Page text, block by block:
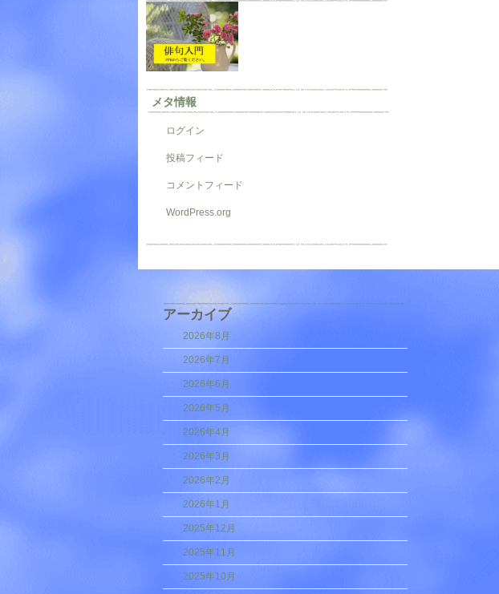
メタ情報
ログイン
投稿フィード
コメントフィード
WordPress.org
アーカイブ
2026年8月
2026年7月
2026年6月
2026年5月
2026年4月
2026年3月
2026年2月
2026年1月
2025年12月
2025年11月
2025年10月